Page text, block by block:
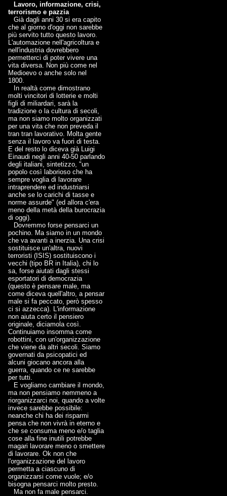
Lavoro, informazione, crisi,
terrorismo e pazzia
Già dagli anni 30 si era capito
che al giorno d'oggi non sarebbe
più servito tutto questo lavoro.
L'automazione nell'agricoltura e
nell'industria dovrebbero
permetterci di poter vivere una
vita diversa. Non più come nel
Medioevo o anche solo nel
1800.
In realtà come dimostrano
molti vincitori di lotterie e molti
figli di miliardari, sarà la
tradizione o la cultura di secoli,
ma non siamo molto organizzati
per una vita che non preveda il
tran tran lavorativo. Molta gente
senza il lavoro va fuori di testa.
E del resto lo diceva già Luigi
Einaudi negli anni 40-50 parlando
degli italiani, sintetizzo, "un
popolo così laborioso che ha
sempre voglia di lavorare
intraprendere ed industriarsi
anche se lo carichi di tasse e
norme assurde" (ed allora c'era
meno della metà della burocrazia
di oggi).
Dovremmo forse pensarci un
pochino. Ma siamo in un mondo
che va avanti a inerzia. Una crisi
sostituisce un'altra, nuovi
terroristi (ISIS) sostituiscono i
vecchi (tipo BR in Italia), chi lo
sa, forse aiutati dagli stessi
esportatori di democrazia
(questo è pensare male, ma
come diceva quell'altro, a pensar
male si fa peccato, però spesso
ci si azzecca). L'informazione
non aiuta certo il pensiero
originale, diciamola così.
Continuiamo insomma come
robottini, con un'organizzazione
che viene da altri secoli. Siamo
governati da psicopatici ed
alcuni giocano ancora alla
guerra, quando ce ne sarebbe
per tutti.
E vogliamo cambiare il mondo,
ma non pensiamo nemmeno a
riorganizzarci noi, quando a volte
invece sarebbe possibile:
neanche chi ha dei risparmi
pensa che non vivrà in eterno e
che se consuma meno e/o taglia
cose alla fine inutili potrebbe
magari lavorare meno o smettere
di lavorare. Ok non che
l'organizzazione del lavoro
permetta a ciascuno di
organizzarsi come vuole; e/o
bisogna pensarci molto presto.
Ma non fa male pensarci.